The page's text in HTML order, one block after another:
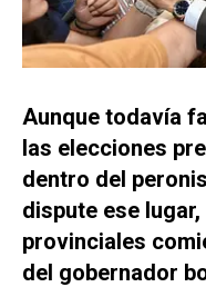
Aunque todavía
las elecciones
dentro del
dispute ese
provinciales
del gobernador